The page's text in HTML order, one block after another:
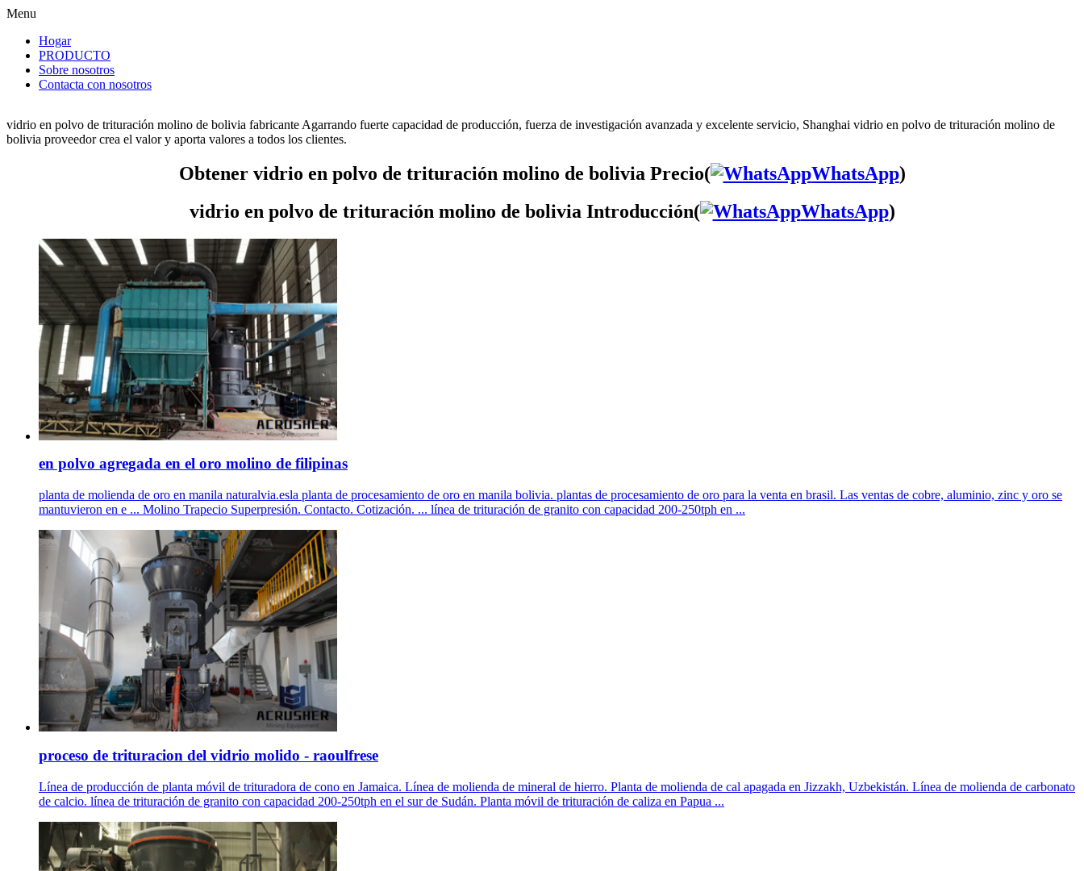
Menu
Hogar
PRODUCTO
Sobre nosotros
Contacta con nosotros
vidrio en polvo de trituración molino de bolivia fabricante Agarrando fuerte capacidad de producción, fuerza de investigación avanzada y excelente servicio, Shanghai vidrio en polvo de trituración molino de
bolivia proveedor crea el valor y aporta valores a todos los clientes.
Obtener vidrio en polvo de trituración molino de bolivia Precio( WhatsApp)
vidrio en polvo de trituración molino de bolivia Introducción(
WhatsApp)
en polvo agregada en el oro molino de filipinas
planta de molienda de oro en manila naturalvia.esla planta de procesamiento de oro en manila bolivia. plantas de procesamiento de oro para la venta en brasil. Las ventas de cobre, aluminio, zinc y oro se
mantuvieron en e ... Molino Trapecio Superpresión. Contacto. Cotización. ... línea de trituración de granito con capacidad 200-250tph en ...
proceso de trituracion del vidrio molido - raoulfrese
Línea de producción de planta móvil de trituradora de cono en Jamaica. Línea de molienda de mineral de hierro. Planta de molienda de cal apagada en Jizzakh, Uzbekistán. Línea de molienda de carbonato
de calcio. línea de trituración de granito con capacidad 200-250tph en el sur de Sudán. Planta móvil de trituración de caliza en Papua ...